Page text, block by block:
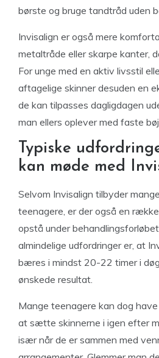
børste og bruge tandtråd uden
Invisalign er også mere
metaltråde eller skarpe kanter,
For unge med en aktiv livsstil
aftagelige skinner desuden en
de kan tilpasses dagligdagen
man ellers oplever med faste
Typiske
kan møde med
Selvom Invisalign tilbyder
teenagere, er der også en
opstå under
almindelige udfordringer er, at
bæres i mindst 20-22 timer i
ønskede resultat.
Mange teenagere kan dog
at sætte skinnerne i igen efter
især når de er sammen med